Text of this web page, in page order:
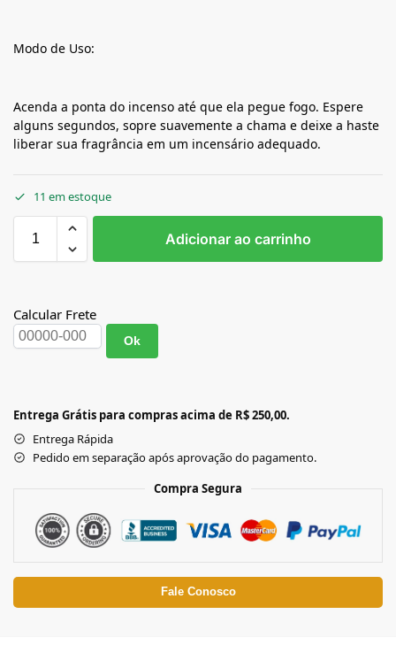
Modo de Uso:
Acenda a ponta do incenso até que ela pegue fogo. Espere
alguns segundos, sopre suavemente a chama e deixe a haste
liberar sua fragrância em um incensário adequado.
11 em estoque
Adicionar ao carrinho
Calcular Frete
Ok
Entrega Grátis para compras acima de R$ 250,00.
Entrega Rápida
Pedido em separação após aprovação do pagamento.
Compra Segura
Fale Conosco